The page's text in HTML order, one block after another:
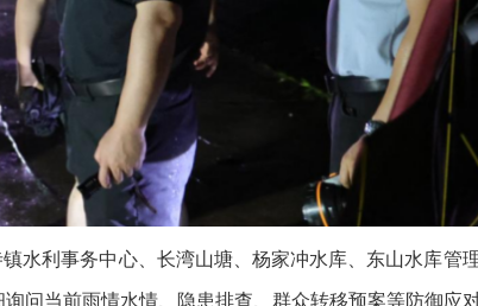
利事务中心、长湾山塘、杨家冲水库、东山水库管
问当前雨情水情、隐患排查、群众转移预案等防御应